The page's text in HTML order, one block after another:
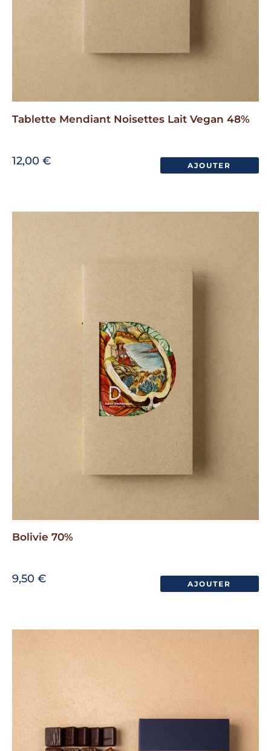
Tablette Mendiant Noisettes Lait Vegan 48%
12,00 € AJOUTER
Bolivie 70%
9,50 € AJOUTER